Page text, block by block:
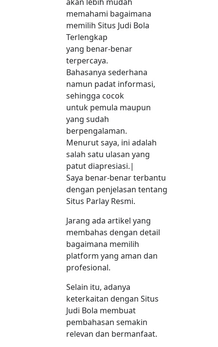
memahami bagaimana
memilih Situs Judi Bola
Terlengkap
yang benar-benar
terpercaya.
Bahasanya sederhana
namun padat informasi,
sehingga cocok
untuk pemula maupun
yang sudah
berpengalaman.
Menurut saya, ini adalah
salah satu ulasan yang
patut diapresiasi.|
Saya benar-benar terbantu
dengan penjelasan tentang
Situs Parlay Resmi.
Jarang ada artikel yang
membahas dengan detail
bagaimana memilih
platform yang aman dan
profesional.
Selain itu, adanya
keterkaitan dengan Situs
Judi Bola membuat
pembahasan semakin
relevan dan bermanfaat.